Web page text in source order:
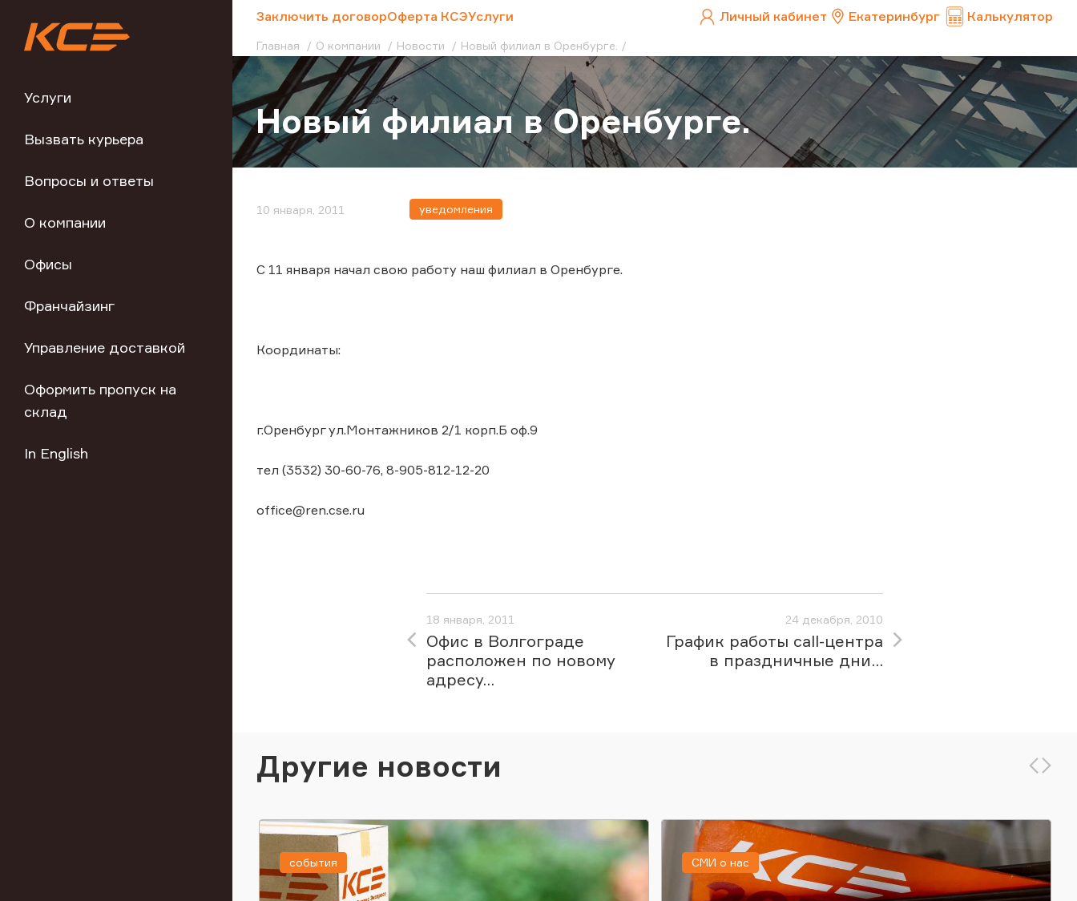
Услуги
Вызвать курьера
Вопросы и ответы
О компании
Офисы
Франчайзинг
Управление доставкой
Оформить пропуск на
склад
In English
Заключить договорОферта КСЭУслуги Личный кабинет Екатеринбург Калькулятор
Главная О компании Новости Новый филиал в Оренбурге.
Новый филиал в Оренбурге.
10 января, 2011 уведомления
С 11 января начал свою работу наш филиал в Оренбурге.
Координаты:
г.Оренбург ул.Монтажников 2/1 корп.Б оф.9
тел (3532) 30-60-76, 8-905-812-12-20
office@ren.cse.ru
18 января, 2011
Офис в Волгограде
расположен по новому
адресу...
24 декабря, 2010
График работы call-центра
в праздничные дни...
Другие новости
события СМИ о нас